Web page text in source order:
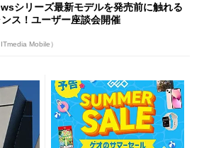
シリーズ最新モデルを発売前に触れる
ス！ユーザー座談会開催
Mobile）